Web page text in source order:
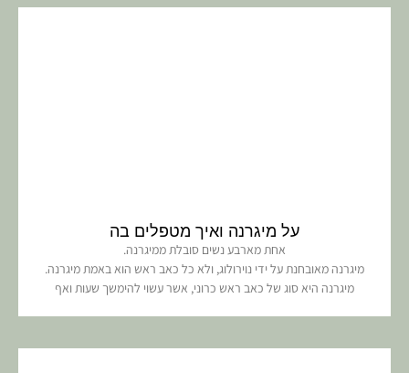
על מיגרנה ואיך מטפלים בה
אחת מארבע נשים סובלת ממיגרנה.
מיגרנה מאובחנת על ידי נוירולוג, ולא כל כאב ראש הוא באמת מיגרנה.
מיגרנה היא סוג של כאב ראש כרוני, אשר עשוי להימשך שעות ואף